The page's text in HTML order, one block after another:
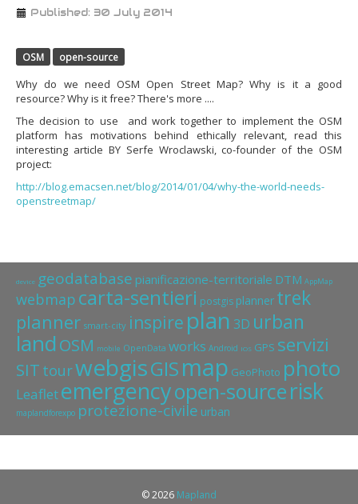
Published: 30 July 2014
OSM open-source
Why do we need OSM Open Street Map? Why is it a good
resource? Why is it free? There's more ....
The decision to use and work together to implement the OSM
platform has motivations behind ethically relevant, read this
interesting article BY Serfe Wroclawski, co-founder of the OSM
project:
http://blog.emacsen.net/blog/2014/01/04/why-the-world-needs-
openstreetmap/
device geodatabase pianificazione-territoriale DTM AppMap
webmap carta-sentieri postgis planner trek
planner smart-city inspire plan 3D urban
land OSM mobile OpenData works Android IOS GPS servizi
SIT tourwebgisGISmap GeoPhoto photo
Leafletemergencyopen-sourcerisk
maplandforexpo protezione-civile urban
© 2026 Mapland